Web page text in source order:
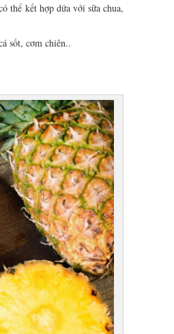
thể kết hợp dứa với sữa chua,
sốt, cơm chiên..